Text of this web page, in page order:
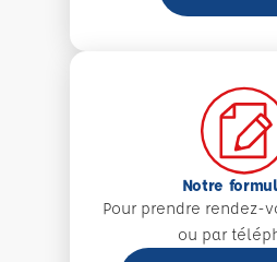
Notre
Pour prendre rendez-
ou par